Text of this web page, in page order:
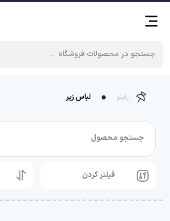
راینو لباس زیر
جستجو محصول
فیلتر کردن